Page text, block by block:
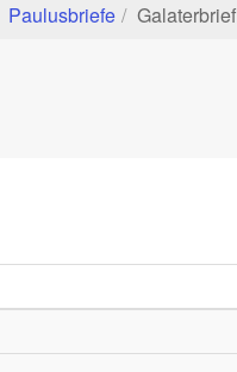
Paulusbriefe Galaterbrief